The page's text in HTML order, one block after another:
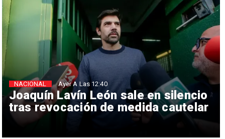
Joaquín Lavín León sale en silencio
tras revocación de medida cautelar
NACIONAL Ayer A Las 12:40